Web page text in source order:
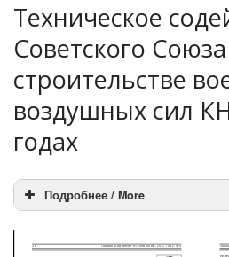
Техническое
Советского
строительстве
воздушных сил
годах
Подробнее / More